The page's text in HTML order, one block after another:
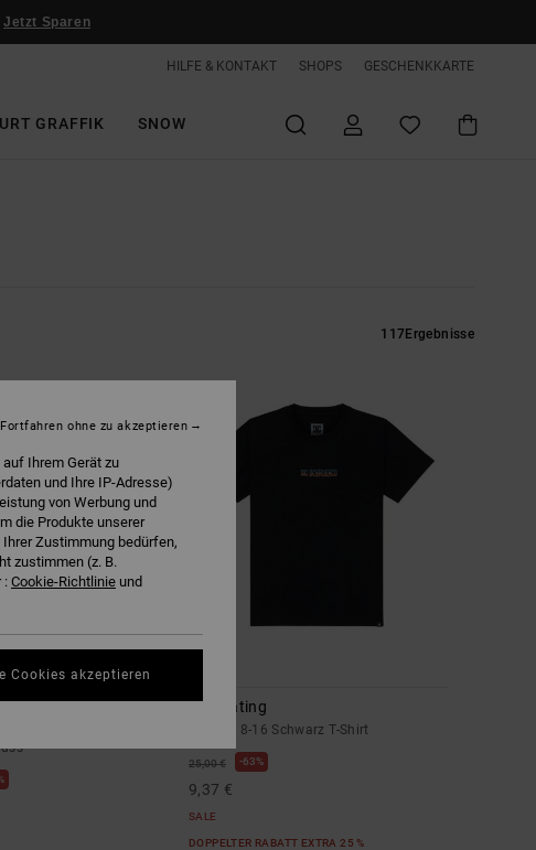
Jetzt Sparen
HILFE & KONTAKT SHOPS GESCHENKKARTE
GRAFFIK SNOW
117Ergebnisse
Meditating
Jungen 8-16 Schwarz T-Shirt
25,00 € 63%
9,37 €
SALE
DOPPELTER RABATT EXTRA 25 %
Ihrem Gerät zu
und Ihre IP-Adresse)
von Werbung und
die Produkte unserer
Zustimmung bedürfen,
zustimmen (z. B.
: Cookie-Richtlinie und
Fortfahren ohne zu akzeptieren
Cookies akzeptieren